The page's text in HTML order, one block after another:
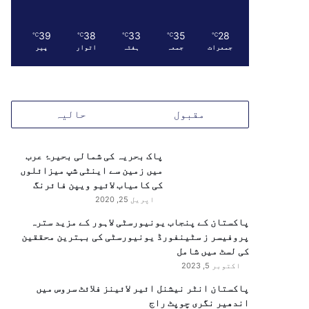
28
℃
جمعرات
35
℃
جمعہ
33
℃
ہفتہ
38
℃
اتوار
39
℃
پیر
مقبول حالیہ
پاک بحریہ کی شمالی بحیرۂ عرب
میں زمین سے اینٹی شپ میزائلوں
کی کامیاب لائیو ویپن فائرنگ
اپریل 25, 2020
پاکستان کے پنجاب یونیورسٹی لاہور کے مزید سترہ
پروفیسر ز سٹینفورڈ یونیورسٹی کی بہترین محققین
کی لسٹ میں شامل
اکتوبر 5, 2023
پاکستان انٹر نیشنل ائیر لائینز فلائٹ سروس میں
اندھیر نگری چوپٹ راج